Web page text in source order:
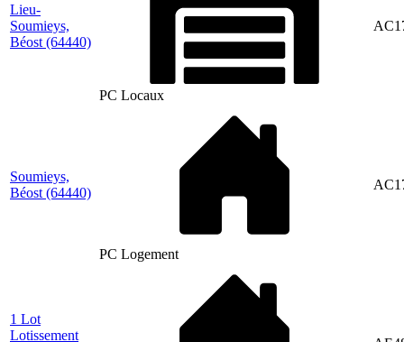
Lieu-
Soumieys,
Béost (64440)
PC Locaux
Soumieys,
Béost (64440)
PC Logement
1 Lot
Lotissement